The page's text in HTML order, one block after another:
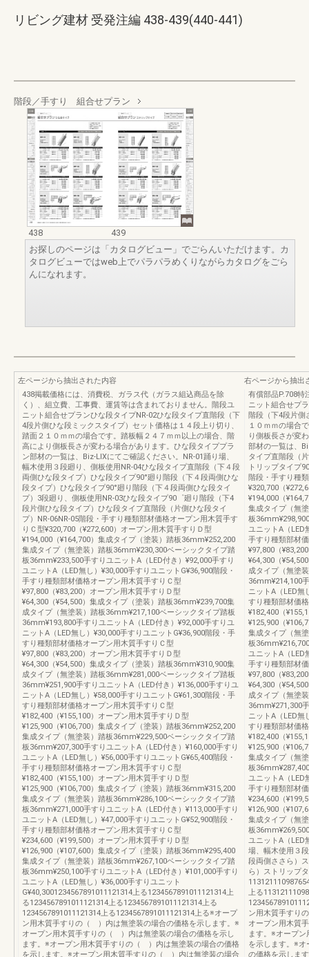
リビング建材 受発注編 438-439(440-441)
階段／手すり 組合せプラン
438
439
お探しのページは「カタログビュー」でごらんいただけます。カ
タログビューではweb上でパラパラめくりながらカタログをごら
んになれます。
左ページから抽出された内容
438掲載価格には、消費税、ガラス代（ガラス組込商品を除
く）、組立費、工事費、運賃等は含まれておりません。階段ユ
ニット組合せプランひな段タイプNR-02ひな段タイプ直階段（下
4段片側ひな段ミックスタイプ）セット価格は１４段上り切り、
踏面２１０ｍｍの場合です。踏板幅２４７ｍｍ以上の場合、階
高により側板長さが変わる場合があります。ひな段タイププラ
ン部材の一覧は、Biz-LIXにてご確認ください。NR-01踊り場、
幅木使用３段廻り、側板使用NR-04ひな段タイプ直階段（下４段
両側ひな段タイプ）ひな段タイプ90°廻り階段（下４段両側ひな
段タイプ）ひな段タイプ90°廻り階段（下４段両側ひな段タイ
プ）3段廻り、側板使用NR-03ひな段タイプ90゜廻り階段（下4
段片側ひな段タイプ）ひな段タイプ直階段（片側ひな段タイ
プ）NR-06NR-05階段・手すり種類部材価格オープン用木質手す
りＣ型¥320,700（¥272,600）オープン用木質手すりＤ型
¥194,000（¥164,700）集成タイプ（塗装）踏板36mm¥252,200
集成タイプ（無塗装）踏板36mm¥230,300ベーシックタイプ踏
板36mm¥233,500手すりユニットA（LED付き）¥92,000手すり
ユニットA（LED無し）¥30,000手すりユニットG¥36,900階段・
手すり種類部材価格オープン用木質手すりＣ型
¥97,800（¥83,200）オープン用木質手すりＤ型
¥64,300（¥54,500）集成タイプ（塗装）踏板36mm¥239,700集
成タイプ（無塗装）踏板36mm¥217,100ベーシックタイプ踏板
36mm¥193,800手すりユニットA（LED付き）¥92,000手すりユ
ニットA（LED無し）¥30,000手すりユニットG¥36,900階段・手
すり種類部材価格オープン用木質手すりＣ型
¥97,800（¥83,200）オープン用木質手すりＤ型
¥64,300（¥54,500）集成タイプ（塗装）踏板36mm¥310,900集
成タイプ（無塗装）踏板36mm¥281,000ベーシックタイプ踏板
36mm¥251,900手すりユニットA（LED付き）¥136,000手すりユ
ニットA（LED無し）¥58,000手すりユニットG¥61,300階段・手
すり種類部材価格オープン用木質手すりＣ型
¥182,400（¥155,100）オープン用木質手すりＤ型
¥125,900（¥106,700）集成タイプ（塗装）踏板36mm¥252,200
集成タイプ（無塗装）踏板36mm¥229,500ベーシックタイプ踏
板36mm¥207,300手すりユニットA（LED付き）¥160,000手すり
ユニットA（LED無し）¥56,000手すりユニットG¥65,400階段・
手すり種類部材価格オープン用木質手すりＣ型
¥182,400（¥155,100）オープン用木質手すりＤ型
¥125,900（¥106,700）集成タイプ（塗装）踏板36mm¥315,200
集成タイプ（無塗装）踏板36mm¥286,100ベーシックタイプ踏
板36mm¥271,000手すりユニットA（LED付き）¥113,000手すり
ユニットA（LED無し）¥47,000手すりユニットG¥52,900階段・
手すり種類部材価格オープン用木質手すりＣ型
¥234,600（¥199,500）オープン用木質手すりＤ型
¥126,900（¥107,600）集成タイプ（塗装）踏板36mm¥295,400
集成タイプ（無塗装）踏板36mm¥267,100ベーシックタイプ踏
板36mm¥250,100手すりユニットA（LED付き）¥101,000手すり
ユニットA（LED無し）¥36,000手すりユニット
G¥40,3001234567891011121314上る1234567891011121314上
る1234567891011121314上る1234567891011121314上る
1234567891011121314上る1234567891011121314上る※オープ
ン用木質手すりの（ ）内は無塗装の場合の価格を示します。※
オープン用木質手すりの（ ）内は無塗装の場合の価格を示し
ます。※オープン用木質手すりの（ ）内は無塗装の場合の価格
を示します。※オープン用木質手すりの（ ）内は無塗装の場合
右ページから抽出
有償部品P.708特
ニット組合せプ
階段（下4段片側
１０ｍｍの場合
り側板長さが変
部材の一覧は、
タイプ直階段（
トリップタイプ
階段・手すり種
¥320,700（
¥194,000（
集成タイプ（無
板
ユニットA（LED
手すり種類部材
¥97,800（
¥64,300（
成タイプ（無塗
36mm¥214,100
ニットA（LED無
すり種類部材価
¥182,400（
¥125,900（
集成タイプ（無
板
ユニットA（LED
手すり種類部材
¥97,800（
¥64,300（
成タイプ（無塗
36mm¥271,300
ニットA（LED無
すり種類部材価
¥182,400（
¥125,900（
集成タイプ（無
板
ユニットA（LED
手すり種類部材
¥234,600（
¥126,900（
集成タイプ（無
板
ユニットA（LED
場、幅木使用３
段両側ささら）
ら）ストリップ
上る
ン用木質手すり
オープン用木質
ます。※オープ
を示します。※
の価格を示しま